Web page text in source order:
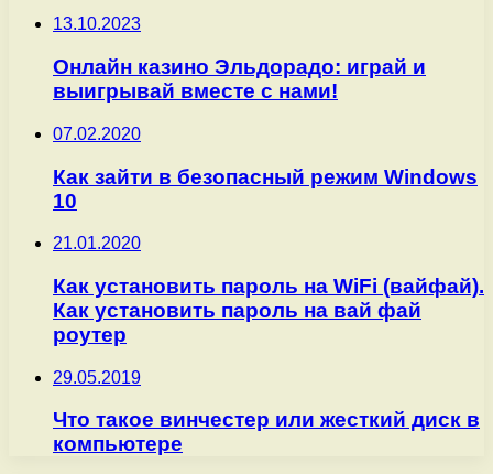
13.10.2023
Онлайн казино Эльдорадо: играй и
выигрывай вместе с нами!
07.02.2020
Как зайти в безопасный режим Windows
10
21.01.2020
Как установить пароль на WiFi (вайфай).
Как установить пароль на вай фай
роутер
29.05.2019
Что такое винчестер или жесткий диск в
компьютере